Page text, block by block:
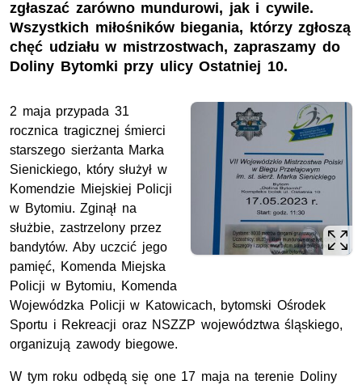
zgłaszać zarówno mundurowi, jak i cywile.
Wszystkich miłośników biegania, którzy zgłoszą
chęć udziału w mistrzostwach, zapraszamy do
Doliny Bytomki przy ulicy Ostatniej 10.
2 maja przypada 31
rocznica tragicznej śmierci
starszego sierżanta Marka
Sienickiego, który służył w
Komendzie Miejskiej Policji
w Bytomiu. Zginął na
służbie, zastrzelony przez
bandytów. Aby uczcić jego
pamięć, Komenda Miejska
Policji w Bytomiu, Komenda
Wojewódzka Policji w Katowicach, bytomski Ośrodek
Sportu i Rekreacji oraz NSZZP województwa śląskiego,
organizują zawody biegowe.
W tym roku odbędą się one 17 maja na terenie Doliny